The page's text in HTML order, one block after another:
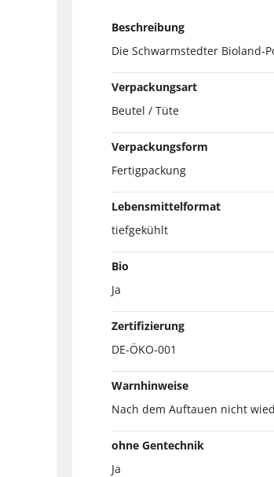
Beschreibung
Die Schwarmstedter Bioland-
Verpackungsart
Beutel / Tüte
Verpackungsform
Fertigpackung
Lebensmittelformat
tiefgekühlt
Bio
Ja
Zertifizierung
DE-ÖKO-001
Warnhinweise
Nach dem Auftauen nicht
ohne Gentechnik
Ja